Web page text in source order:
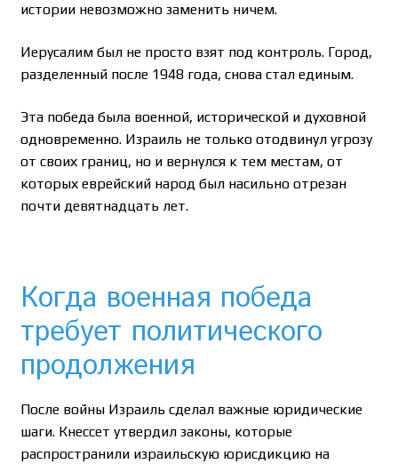
истории невозможно заменить ничем.
Иерусалим был не просто взят под контроль. Город,
разделенный после 1948 года, снова стал единым.
Эта победа была военной, исторической и духовной
одновременно. Израиль не только отодвинул угрозу
от своих границ, но и вернулся к тем местам, от
которых еврейский народ был насильно отрезан
почти девятнадцать лет.
Когда военная победа
требует политического
продолжения
После войны Израиль сделал важные юридические
шаги. Кнессет утвердил законы, которые
распространили израильскую юрисдикцию на